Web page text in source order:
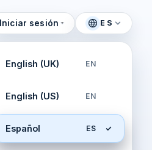
basta.
de Xero y QuickBooks, el
de trabajo de XPM,
y recuperables cuando la
Iniciar sesión ES
English (UK) EN
English (US) EN
Español ES
Control
respaldos
C
nueva